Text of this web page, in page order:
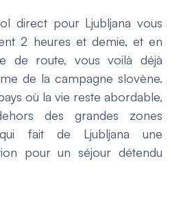
direct pour Ljubljana vous
2 heures et demie, et en
de route, vous voilà déjà
de la campagne slovène.
où la vie reste abordable,
des grandes zones
fait de Ljubljana une
pour un séjour détendu